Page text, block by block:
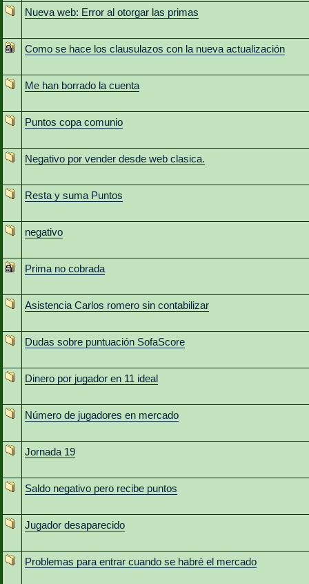
Nueva web: Error al otorgar las primas
Como se hace los clausulazos con la nueva actualización
Me han borrado la cuenta
Puntos copa comunio
Negativo por vender desde web clasica.
Resta y suma Puntos
negativo
Prima no cobrada
Asistencia Carlos romero sin contabilizar
Dudas sobre puntuación SofaScore
Dinero por jugador en 11 ideal
Número de jugadores en mercado
Jornada 19
Saldo negativo pero recibe puntos
Jugador desaparecido
Problemas para entrar cuando se habré el mercado